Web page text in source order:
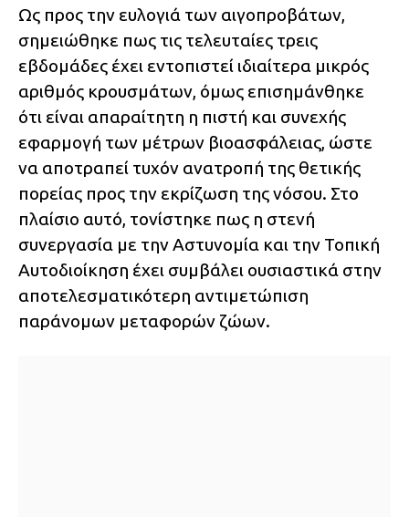
Ως προς την ευλογιά των αιγοπροβάτων,
σημειώθηκε πως τις τελευταίες τρεις
εβδομάδες έχει εντοπιστεί ιδιαίτερα μικρός
αριθμός κρουσμάτων, όμως επισημάνθηκε
ότι είναι απαραίτητη η πιστή και συνεχής
εφαρμογή των μέτρων βιοασφάλειας, ώστε
να αποτραπεί τυχόν ανατροπή της θετικής
πορείας προς την εκρίζωση της νόσου. Στο
πλαίσιο αυτό, τονίστηκε πως η στενή
συνεργασία με την Αστυνομία και την Τοπική
Αυτοδιοίκηση έχει συμβάλει ουσιαστικά στην
αποτελεσματικότερη αντιμετώπιση
παράνομων μεταφορών ζώων.